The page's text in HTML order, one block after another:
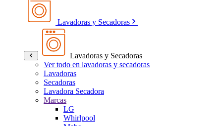
Lavadoras y Secadoras
Lavadoras y Secadoras
Ver todo en lavadoras y secadoras
Lavadoras
Secadoras
Lavadora Secadora
Marcas
LG
Whirlpool